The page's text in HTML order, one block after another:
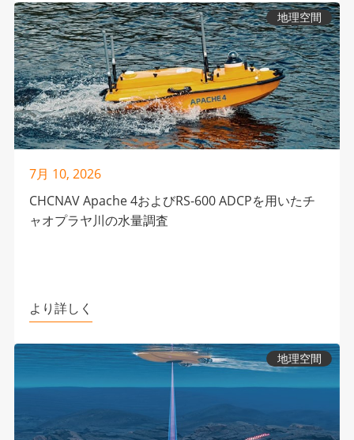
地理空間
7月 10, 2026
CHCNAV Apache 4およびRS-600 ADCPを用いたチ
ャオプラヤ川の水量調査
より詳しく
地理空間